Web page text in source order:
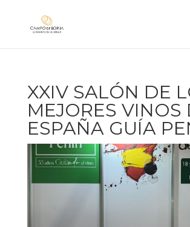
XXIV SALÓN DE
MEJORES VINOS
ESPAÑA GUÍA